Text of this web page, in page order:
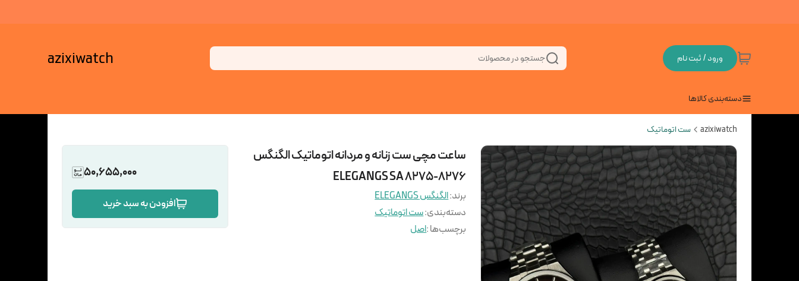
ورود / ثبت نام جستجو در محصولات azixiwatch
دسته‌بندی کالاها
azixiwatch ست اتوماتیک
ساعت مچی ست زنانه و مردانه اتوماتیک الگنگس
ELEGANGS SA 8275-8276
برند:الگنگس ELEGANGS
دسته‌بندی:ست اتوماتیک
برچسب‌ها :اصل
50,655,000
افزودن به سبد خرید